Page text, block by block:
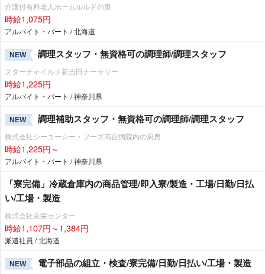
介護付有料老人ホームルルドの泉
時給1,075円
アルバイト・パート / 北海道
NEW 調理スタッフ・無資格可の調理師/調理スタッフ
スターチャイルド新吉田ナーサリー
時給1,225円
アルバイト・パート / 神奈川県
NEW 調理補助スタッフ・無資格可の調理師/調理スタッフ
株式会社シーユーシー・フーズ高台病院内の厨房
時給1,225円～
アルバイト・パート / 神奈川県
「寮完備」冷蔵倉庫内の商品管理/即入寮/製造・工場/日勤/日払
い/工場・製造
株式会社京栄センター
時給1,107円～1,384円
派遣社員 / 北海道
NEW 電子部品の組立・検査/寮完備/日勤/日払い/工場・製造